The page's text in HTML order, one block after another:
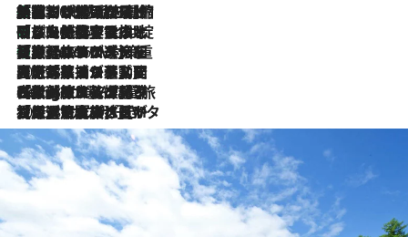
2026.8.6
「荷物が増えるほど旅ストレスは増す」美容ジャーナリストがたどり着いた最終結論。“化粧品を劇的に減らす”感動の凝縮美容とは
2026.8.6
「旅先には金髪ウィッグを持参」日本と同じメイクでは損してる!? 美容ジャーナリストが提案する“掟破りの旅美容”とは
2026.8.6
【厳選旅コスメ】「身軽さ＆UV対策重視！」ヘアアーティストshucoが選んだ夏旅ベストコスメを発表【Mサイズジップ】
2026.8.5
【厳選旅コスメ】国内をあちこち移動する河井菜摘が選んだ夏旅ベストコスメ発表！「リラックスアイテムはマスト」【Mサイズジップ】
2026.8.4
【厳選旅コスメ】「紫外線＆乾燥対策しながらメイク感も！」ヘア＆メイクGeorgeが選んだ夏旅ベストコスメを発表！【Mサイズジップ】
2026.8.3
【厳選旅コスメ】「保湿もタイパ重視！」“サウナ好き”タレント清水みさとが愛用する夏旅ベストコスメを発表！【Mサイズジップ】